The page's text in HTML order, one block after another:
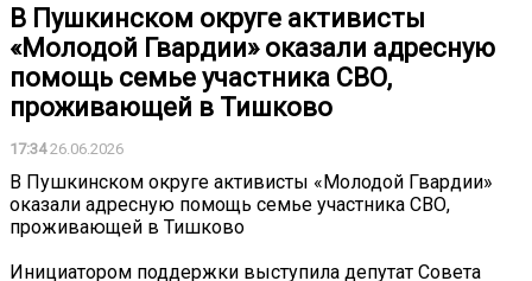
В Пушкинском округе активисты
«Молодой Гвардии» оказали адресную
помощь семье участника СВО,
проживающей в Тишково
17:3426.06.2026
В Пушкинском округе активисты «Молодой Гвардии»
оказали адресную помощь семье участника СВО,
проживающей в Тишково
Инициатором поддержки выступила депутат Совета